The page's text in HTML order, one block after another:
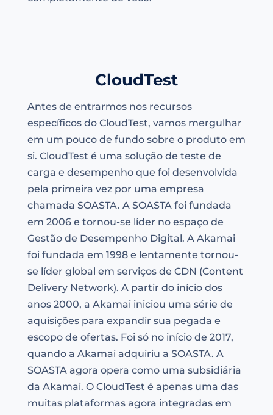
CloudTest
Antes de entrarmos nos recursos
específicos do CloudTest, vamos mergulhar
em um pouco de fundo sobre o produto em
si. CloudTest é uma solução de teste de
carga e desempenho que foi desenvolvida
pela primeira vez por uma empresa
chamada SOASTA. A SOASTA foi fundada
em 2006 e tornou-se líder no espaço de
Gestão de Desempenho Digital. A Akamai
foi fundada em 1998 e lentamente tornou-
se líder global em serviços de CDN (Content
Delivery Network). A partir do início dos
anos 2000, a Akamai iniciou uma série de
aquisições para expandir sua pegada e
escopo de ofertas. Foi só no início de 2017,
quando a Akamai adquiriu a SOASTA. A
SOASTA agora opera como uma subsidiária
da Akamai. O CloudTest é apenas uma das
muitas plataformas agora integradas em